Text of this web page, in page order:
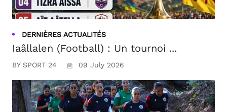
DERNIÈRES ACTUALITÉS
Iaâllalen (Football) : Un tournoi ...
BY SPORT 24 09 July 2026